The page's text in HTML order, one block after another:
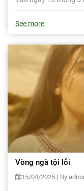
See more
Vòng ngà tội lỗi
15/04/2025 By